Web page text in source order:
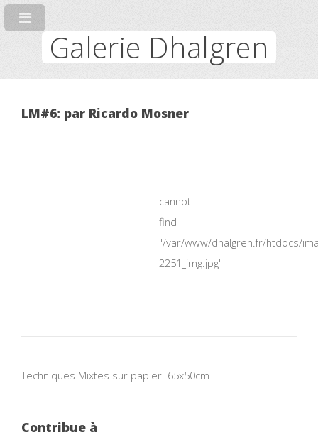
Galerie Dhalgren
LM#6: par Ricardo Mosner
cannot
find
"/var/www/dhalgren.fr/htdocs/
2251_img.jpg"
Techniques Mixtes sur papier. 65x50cm
Contribue à